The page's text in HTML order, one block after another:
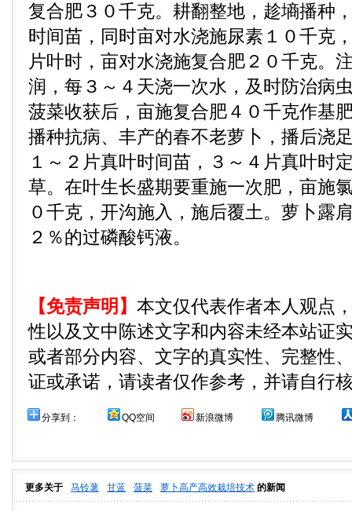
复合肥３０千克。耕翻整地，趁墒播种
时间苗，同时亩对水浇施尿素１０千克
片叶时，亩对水浇施复合肥２０千克。
润，每３～４天浇一次水，及时防治
菠菜收获后，亩施复合肥４０千克作基
播种抗病、丰产的春不老萝卜，播后浇
１～２片真叶时间苗，３～４片真叶时
草。在叶生长盛期要重施一次肥，亩施
０千克，开沟施入，施后覆土。萝卜露
２％的过磷酸钙液。
【免责声明】 本文仅代表作者本人观点
性以及文中陈述文字和内容未经本站证
或者部分内容、文字的真实性、完整性
证或承诺，请读者仅作参考，并请自行
分享到： QQ空间 新浪微博 腾讯微博
更多关于 马铃薯 甘蓝 菠菜 萝卜高产高效栽培技术 的新闻